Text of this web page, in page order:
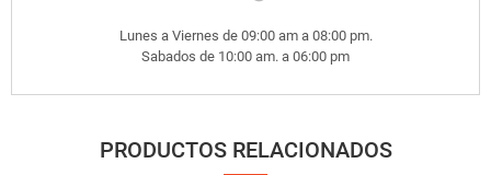
Lunes a Viernes de 09:00 am a 08:00 pm.
Sabados de 10:00 am. a 06:00 pm
PRODUCTOS RELACIONADOS